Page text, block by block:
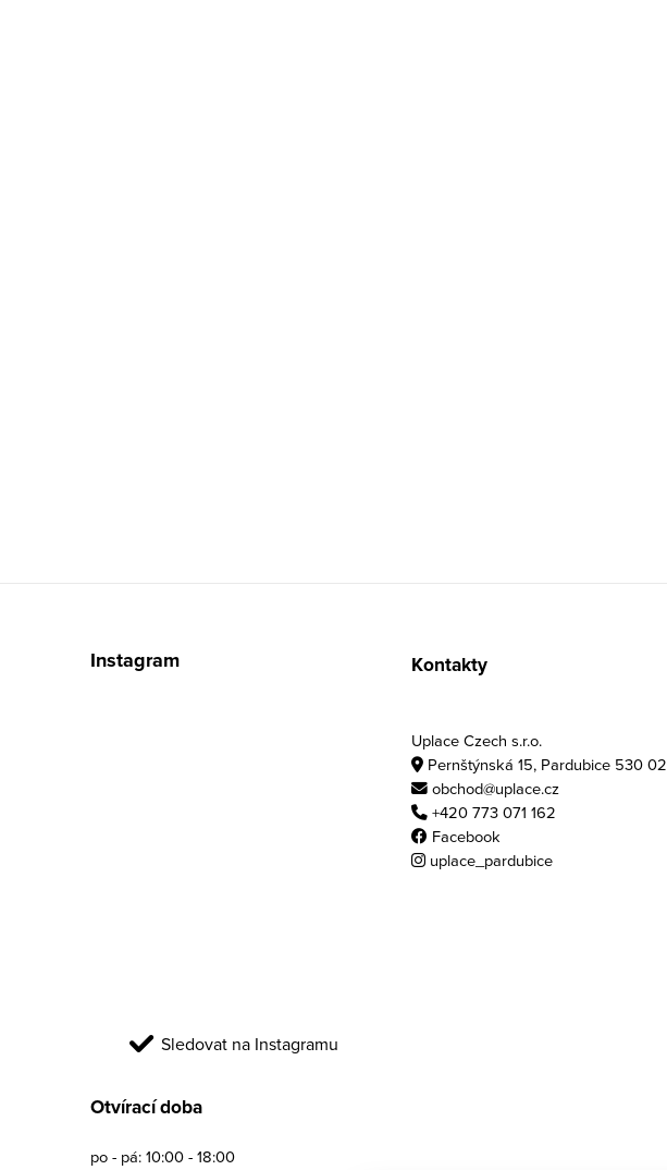
Instagram
Sledovat na Instagramu
Kontakty
Uplace Czech s.r.o.
Pernštýnská 15, Pardubice 530 02
obchod@uplace.cz
+420 773 071 162
Facebook
uplace_pardubice
Otvírací doba
po - pá: 10:00 - 18:00